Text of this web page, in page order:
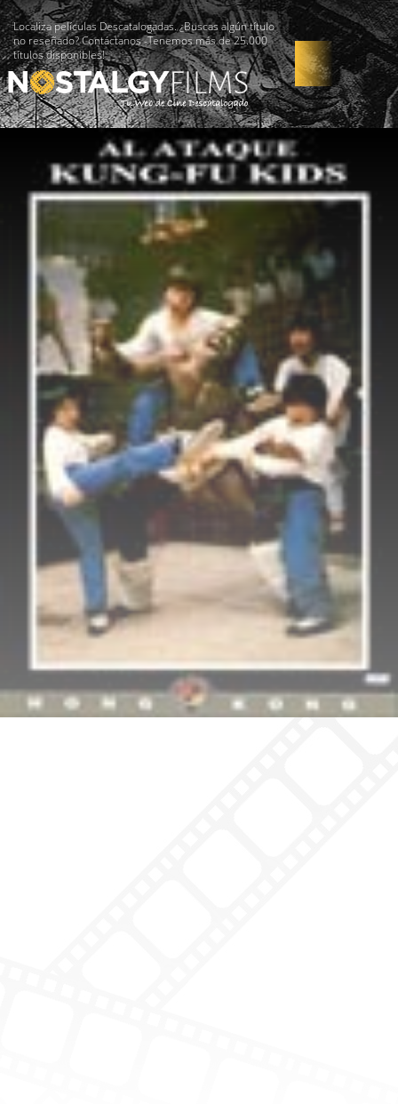
Localiza películas Descatalogadas. ¿Buscas algún título
no reseñado? Contáctanos -Tenemos más de 25.000
títulos disponibles!